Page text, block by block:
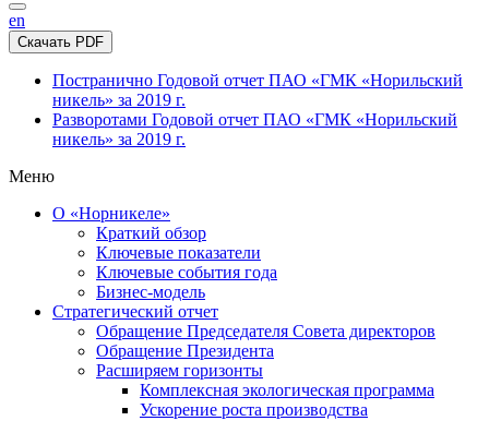
en
Скачать PDF
Постранично Годовой отчет ПАО «ГМК «Норильский
никель» за 2019 г.
Разворотами Годовой отчет ПАО «ГМК «Норильский
никель» за 2019 г.
Меню
О «Норникеле»
Краткий обзор
Ключевые показатели
Ключевые события года
Бизнес-модель
Стратегический отчет
Обращение Председателя Совета директоров
Обращение Президента
Расширяем горизонты
Комплексная экологическая программа
Ускорение роста производства